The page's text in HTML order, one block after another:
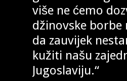
više ne ćemo
džinovske
da zauvijek
kužiti našu
Jugoslaviju.“